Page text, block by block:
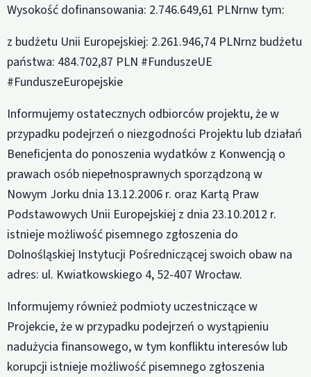
Wysokość dofinansowania: 2.746.649,61 PLNrnw tym:
z budżetu Unii Europejskiej: 2.261.946,74 PLNrnz budżetu
państwa: 484.702,87 PLN #FunduszeUE
#FunduszeEuropejskie
Informujemy ostatecznych odbiorców projektu, że w
przypadku podejrzeń o niezgodności Projektu lub działań
Beneficjenta do ponoszenia wydatków z Konwencją o
prawach osób niepełnosprawnych sporządzoną w
Nowym Jorku dnia 13.12.2006 r. oraz Kartą Praw
Podstawowych Unii Europejskiej z dnia 23.10.2012 r.
istnieje możliwość pisemnego zgłoszenia do
Dolnośląskiej Instytucji Pośredniczącej swoich obaw na
adres: ul. Kwiatkowskiego 4, 52-407 Wrocław.
Informujemy również podmioty uczestniczące w
Projekcie, że w przypadku podejrzeń o wystąpieniu
nadużycia finansowego, w tym konfliktu interesów lub
korupcji istnieje możliwość pisemnego zgłoszenia